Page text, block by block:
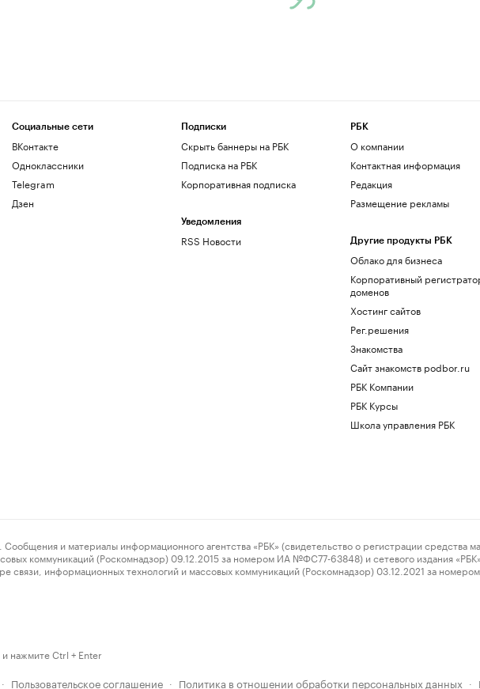
Социальные сети
ВКонтакте
Одноклассники
Telegram
Дзен
Подписки
Скрыть баннеры на РБК
Подписка на РБК
Корпоративная подписка
Уведомления
RSS Новости
РБК
О компании
Контактная информация
Редакция
Размещение рекламы
Другие продукты РБК
Облако для бизнеса
Корпоративный
доменов
Хостинг сайтов
Рег.решения
Знакомства
Сайт знакомств podbor.ru
РБК Компании
РБК Курсы
Школа управления РБК
и материалы информационного агентства «РБК» (свидетельство о регистрации средства
коммуникаций (Роскомнадзор) 09.12.2015 за номером ИА №ФС77-63848) и сетевого издания
связи, информационных технологий и массовых коммуникаций (Роскомнадзор) 03.12.2021 за
нажмите Ctrl + Enter
· Пользовательское соглашение · Политика в отношении обработки персональных данных ·